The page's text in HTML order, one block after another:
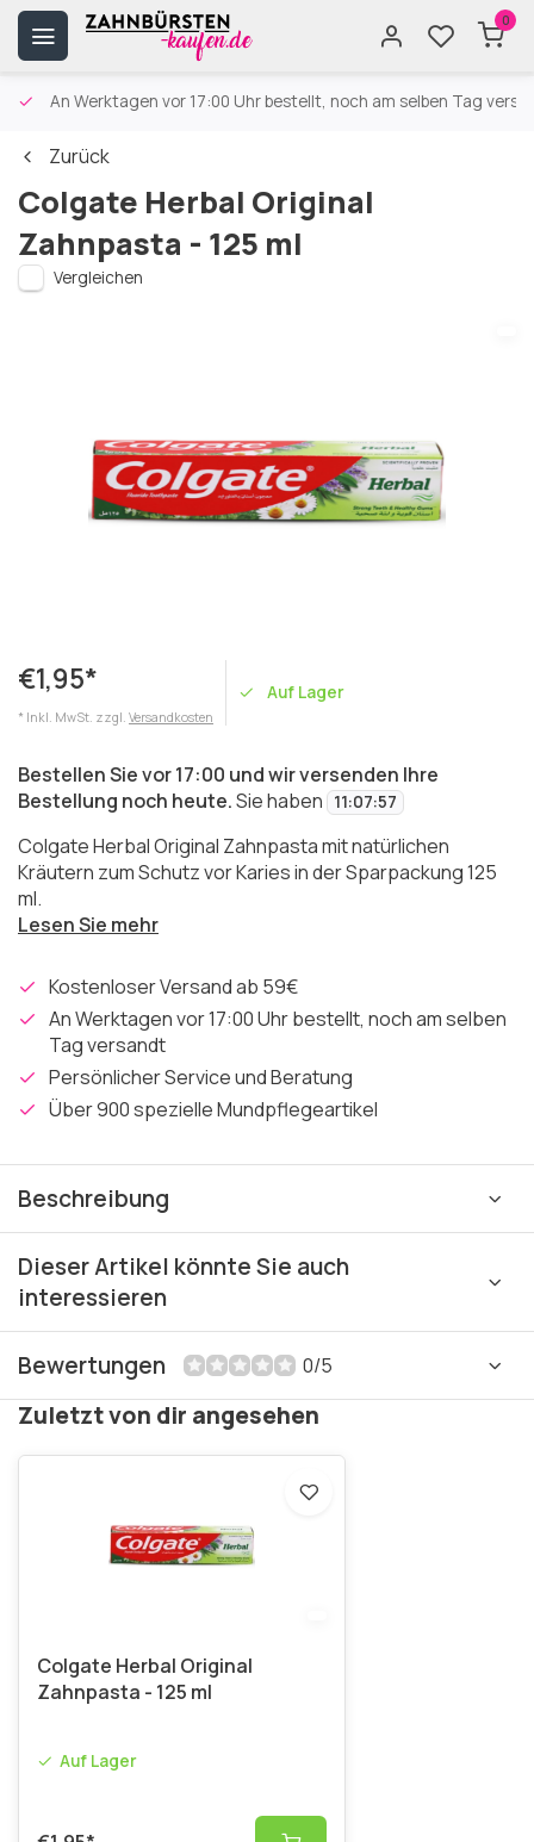
0
An Werktagen vor 17:00 Uhr bestellt, noch am selben Tag
Zurück
Colgate Herbal Original
Zahnpasta - 125 ml
Vergleichen
€1,95*
* Inkl. MwSt. zzgl. Versandkosten
Auf Lager
Bestellen Sie vor 17:00 und wir versenden Ihre
Bestellung noch heute.Sie haben 11:07:57
Colgate Herbal Original Zahnpasta mit natürlichen
Kräutern zum Schutz vor Karies in der Sparpackung 125
ml.
Lesen Sie mehr
Kostenloser Versand ab 59€
An Werktagen vor 17:00 Uhr bestellt, noch am selben
Tag versandt
Persönlicher Service und Beratung
Über 900 spezielle Mundpflegeartikel
Beschreibung
Dieser Artikel könnte Sie auch
interessieren
Bewertungen 0/5
Zuletzt von dir angesehen
Colgate Herbal Original
Zahnpasta - 125 ml
Auf Lager